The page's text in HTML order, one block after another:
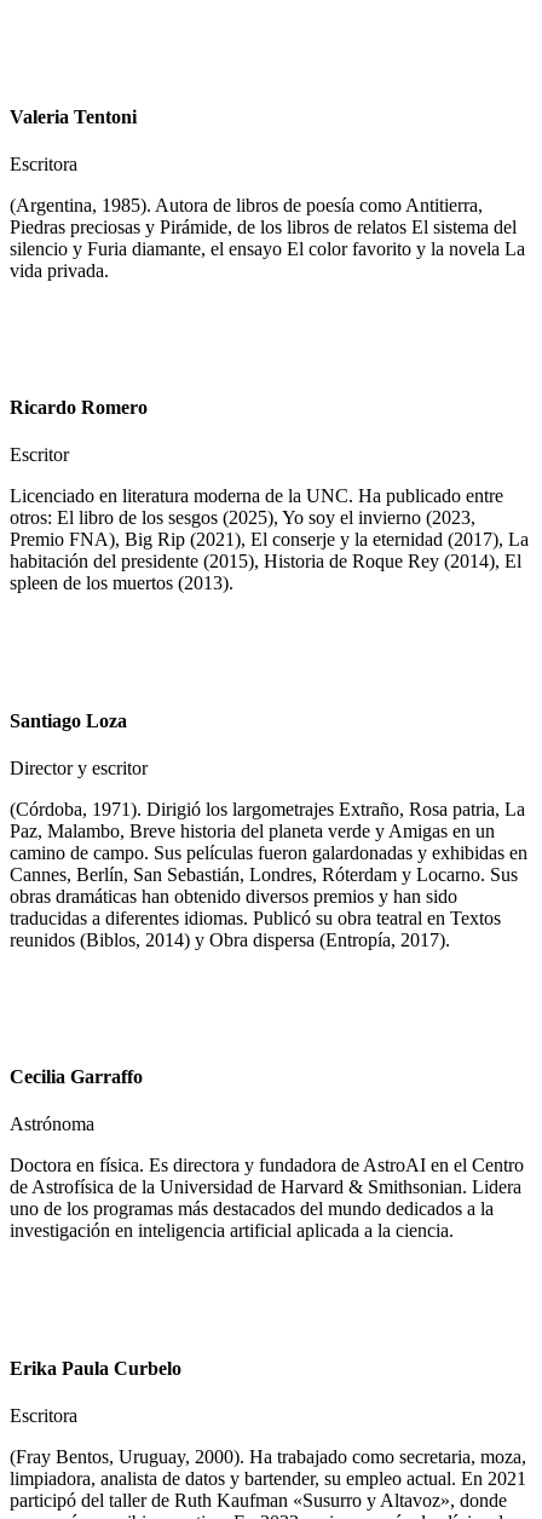
Valeria Tentoni
Escritora
(Argentina, 1985). Autora de libros de poesía como Antitierra,
Piedras preciosas y Pirámide, de los libros de relatos El sistema del
silencio y Furia diamante, el ensayo El color favorito y la novela La
vida privada.
Ricardo Romero
Escritor
Licenciado en literatura moderna de la UNC. Ha publicado entre
otros: El libro de los sesgos (2025), Yo soy el invierno (2023,
Premio FNA), Big Rip (2021), El conserje y la eternidad (2017), La
habitación del presidente (2015), Historia de Roque Rey (2014), El
spleen de los muertos (2013).
Santiago Loza
Director y escritor
(Córdoba, 1971). Dirigió los largometrajes Extraño, Rosa patria, La
Paz, Malambo, Breve historia del planeta verde y Amigas en un
camino de campo. Sus películas fueron galardonadas y exhibidas en
Cannes, Berlín, San Sebastián, Londres, Róterdam y Locarno. Sus
obras dramáticas han obtenido diversos premios y han sido
traducidas a diferentes idiomas. Publicó su obra teatral en Textos
reunidos (Biblos, 2014) y Obra dispersa (Entropía, 2017).
Cecilia Garraffo
Astrónoma
Doctora en física. Es directora y fundadora de AstroAI en el Centro
de Astrofísica de la Universidad de Harvard & Smithsonian. Lidera
uno de los programas más destacados del mundo dedicados a la
investigación en inteligencia artificial aplicada a la ciencia.
Erika Paula Curbelo
Escritora
(Fray Bentos, Uruguay, 2000). Ha trabajado como secretaria, moza,
limpiadora, analista de datos y bartender, su empleo actual. En 2021
participó del taller de Ruth Kaufman «Susurro y Altavoz», donde